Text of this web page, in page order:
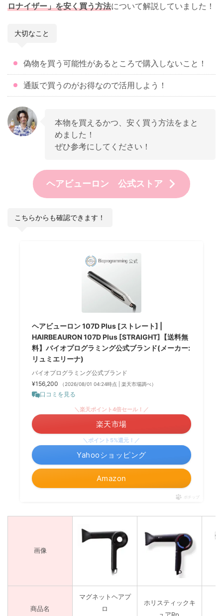
ロナイザー」を安く買う方法について解説していました！
大切なこと
偽物を買う可能性があるところで購入しないこと！
通販で買うのがお得なので活用しよう！
本物を買えるかつ、安く買う方法をまと
めました！
ぜひ参考にしてください！
ヘアビューロン 公式ストア
こちらからも確認できます！
ヘアビューロン 107D Plus [ストレート] |
HAIRBEAURON 107D Plus [STRAIGHT]【送料無
料】バイオプログラミング公式ブランド(メーカー:
リュミエリーナ)
バイオプログラミング公式ブランド
¥156,200
（2026/08/01 04:24時点 | 楽天市場調べ）
口コミを見る
Amazon
＼楽天ポイント4倍セール！／
楽天市場
＼ポイント5%還元！／
Yahooショッピング
ポチップ
画像
商品名
マグネットヘアプ
ロ
ホリスティックキ